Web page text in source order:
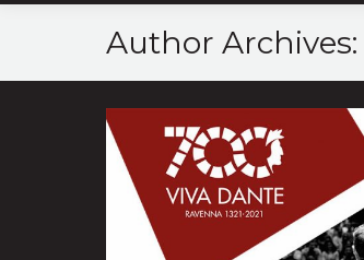
Author Archives: